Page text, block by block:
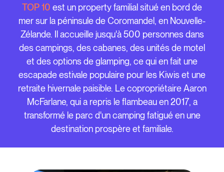
TOP 10 est un property familial situé en bord de
mer sur la péninsule de Coromandel, en Nouvelle-
Zélande. Il accueille jusqu'à 500 personnes dans
des campings, des cabanes, des unités de motel
et des options de glamping, ce qui en fait une
escapade estivale populaire pour les Kiwis et une
retraite hivernale paisible. Le copropriétaire Aaron
McFarlane, qui a repris le flambeau en 2017, a
transformé le parc d'un camping fatigué en une
destination prospère et familiale.